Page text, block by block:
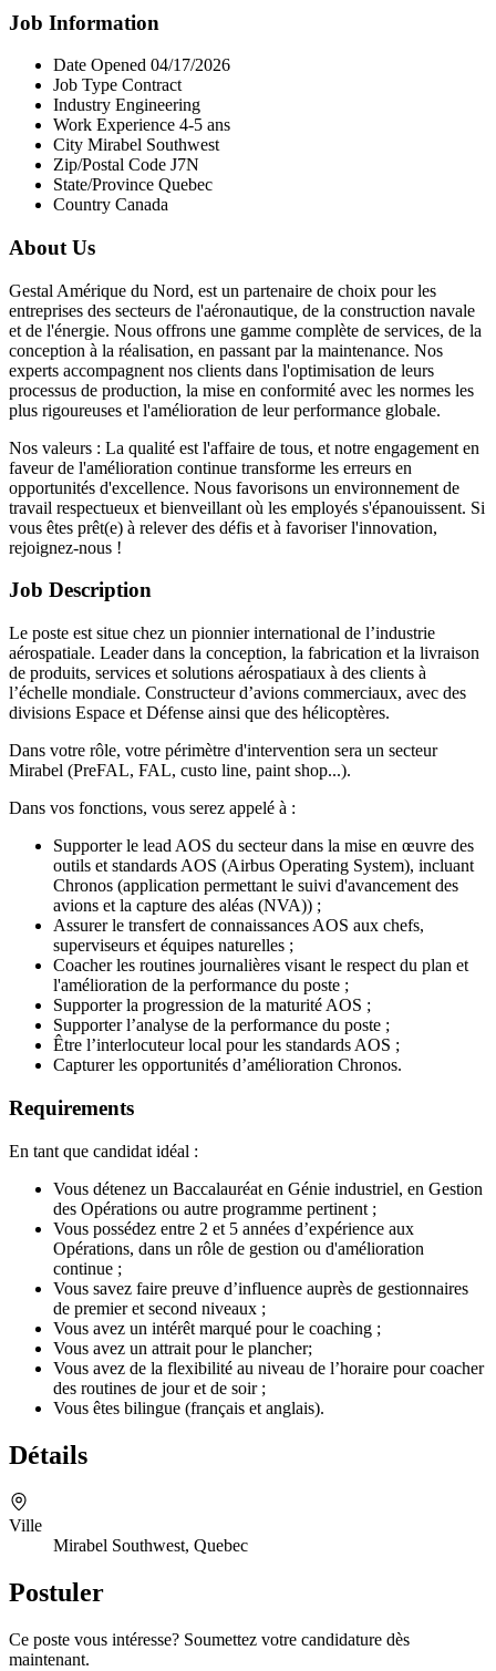
Job Information
Date Opened 04/17/2026
Job Type Contract
Industry Engineering
Work Experience 4-5 ans
City Mirabel Southwest
Zip/Postal Code J7N
State/Province Quebec
Country Canada
About Us
Gestal Amérique du Nord, est un partenaire de choix pour les
entreprises des secteurs de l'aéronautique, de la construction navale
et de l'énergie. Nous offrons une gamme complète de services, de la
conception à la réalisation, en passant par la maintenance. Nos
experts accompagnent nos clients dans l'optimisation de leurs
processus de production, la mise en conformité avec les normes les
plus rigoureuses et l'amélioration de leur performance globale.
Nos valeurs : La qualité est l'affaire de tous, et notre engagement en
faveur de l'amélioration continue transforme les erreurs en
opportunités d'excellence. Nous favorisons un environnement de
travail respectueux et bienveillant où les employés s'épanouissent. Si
vous êtes prêt(e) à relever des défis et à favoriser l'innovation,
rejoignez-nous !
Job Description
Le poste est situe chez un pionnier international de l’industrie
aérospatiale. Leader dans la conception, la fabrication et la livraison
de produits, services et solutions aérospatiaux à des clients à
l’échelle mondiale. Constructeur d’avions commerciaux, avec des
divisions Espace et Défense ainsi que des hélicoptères.
Dans votre rôle, votre périmètre d'intervention sera un secteur
Mirabel (PreFAL, FAL, custo line, paint shop...).
Dans vos fonctions, vous serez appelé à :
Supporter le lead AOS du secteur dans la mise en œuvre des
outils et standards AOS (Airbus Operating System), incluant
Chronos (application permettant le suivi d'avancement des
avions et la capture des aléas (NVA)) ;
Assurer le transfert de connaissances AOS aux chefs,
superviseurs et équipes naturelles ;
Coacher les routines journalières visant le respect du plan et
l'amélioration de la performance du poste ;
Supporter la progression de la maturité AOS ;
Supporter l’analyse de la performance du poste ;
Être l’interlocuteur local pour les standards AOS ;
Capturer les opportunités d’amélioration Chronos.
Requirements
En tant que candidat idéal :
Vous détenez un Baccalauréat en Génie industriel, en Gestion
des Opérations ou autre programme pertinent ;
Vous possédez entre 2 et 5 années d’expérience aux
Opérations, dans un rôle de gestion ou d'amélioration
continue ;
Vous savez faire preuve d’influence auprès de gestionnaires
de premier et second niveaux ;
Vous avez un intérêt marqué pour le coaching ;
Vous avez un attrait pour le plancher;
Vous avez de la flexibilité au niveau de l’horaire pour coacher
des routines de jour et de soir ;
Vous êtes bilingue (français et anglais).
Détails
Ville
Mirabel Southwest, Quebec
Postuler
Ce poste vous intéresse? Soumettez votre candidature dès
maintenant.